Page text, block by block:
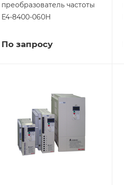
преобразователь частоты
E4-8400-060Н
По запросу